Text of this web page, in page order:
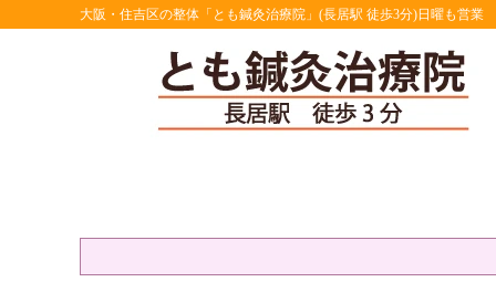
大阪・住吉区の整体「とも鍼灸治療院」(長居駅 徒歩3分)日曜も営業